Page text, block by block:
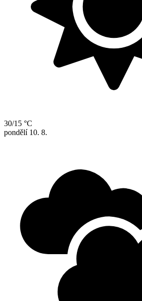
30/15 °C
pondělí 10. 8.